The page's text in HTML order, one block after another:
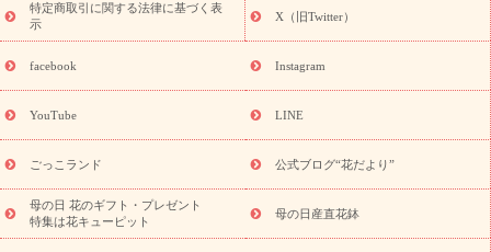
ペーン
「きょう誕生日なんです」キャンペーン
探す
誕生日フラワーギフト 誕生日フラワーギフト特集
誕生
日フラワーギフト商品一覧
ユリ トルコキキョウ
誕生花(トルコキキョウ)
9月の誕生花(リンドウ)
誕生日セット
ギフト
「きょう誕生日なんです」キャンペーン
用途から探す お祝いの花特集 当日配達特急便
お祝い商品
一覧
お祝い 新築・引っ越し祝い
結婚記念日
結婚祝い 出産祝い 退院祝い・快気祝い
還暦
祝い・長寿祝い
プチギフト ペットのお祝いフラワー
元・暑中見舞い
敬老の日
特定商取引に関する法律に基づく表
示
X（旧Twitter）
facebook Instagram
YouTube LINE
ごっこランド 公式ブログ“花だより”
母の日 花のギフト・プレゼント
特集は花キューピット
母の日産直花鉢